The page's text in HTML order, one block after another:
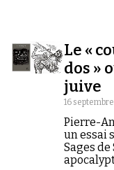
Le «
dos »
juive
16
Pierre-
un essai
Sages